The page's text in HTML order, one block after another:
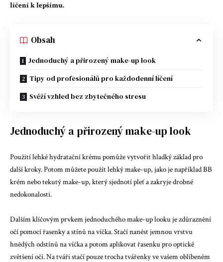
líčení k lepšímu.
Obsah
Jednoduchý a přirozený make-up look
Tipy od profesionálů pro každodenní líčení
Svěží vzhled bez zbytečného stresu
Jednoduchý a přirozený make-up look
Použití lehké hydratační krému pomůže vytvořit hladký základ pro
další kroky. Potom můžete použít lehký make-up, jako je například BB
krém nebo tekutý make-up, který sjednotí pleť a zakryje drobné
nedokonalosti.
Dalším klíčovým prvkem jednoduchého make-up looku je zdůraznění
očí pomocí řasenky a stínů na víčka. Stačí nanést jemnou vrstvu
hnědých odstínů na víčka a potom aplikovat řasenku pro optické
zvětšení očí. Na tváři stačí pouze trocha tvářenky ve vašem oblíbeném